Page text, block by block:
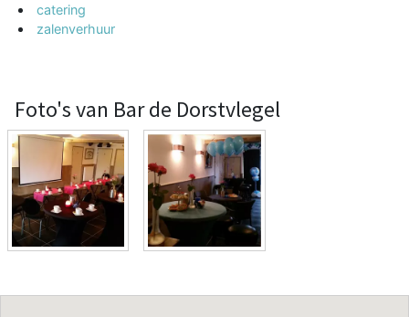
catering
zalenverhuur
Foto's van Bar de Dorstvlegel